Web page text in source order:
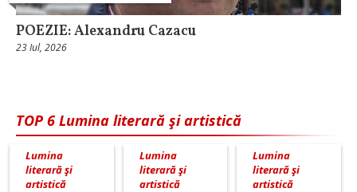
POEZIE: Alexandru Cazacu
23 Iul, 2026
TOP 6 Lumina literară şi artistică
Lumina
literară şi
artistică
Lumina
literară şi
artistică
Lumina
literară şi
artistică